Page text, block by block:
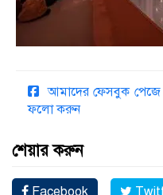
আমাদের ফেসবুক পেজে
ফলো করুন
শেয়ার করুন